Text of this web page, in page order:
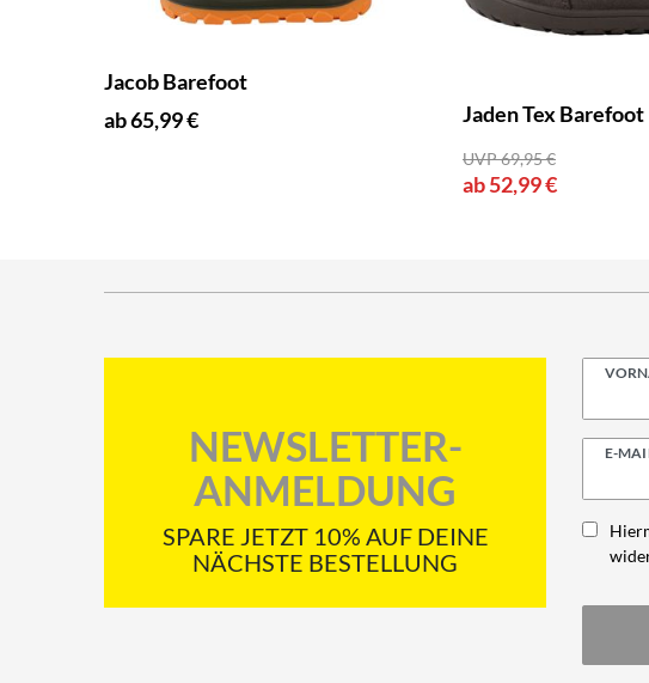
Jacob Barefoot
ab 65,99 €
Jaden Tex Barefoot
UVP 69,95 €
ab 52,99 €
NEWSLETTER-
ANMELDUNG
SPARE JETZT 10% AUF DEINE
NÄCHSTE BESTELLUNG
E-